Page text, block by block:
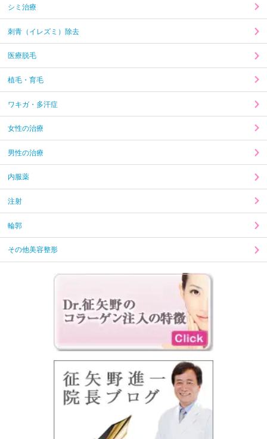
シミ治療
刺青（イレズミ）除去
医療脱毛
植毛・育毛
ワキガ・多汗症
女性の治療
男性の治療
内服薬
注射
輪郭
その他美容整形